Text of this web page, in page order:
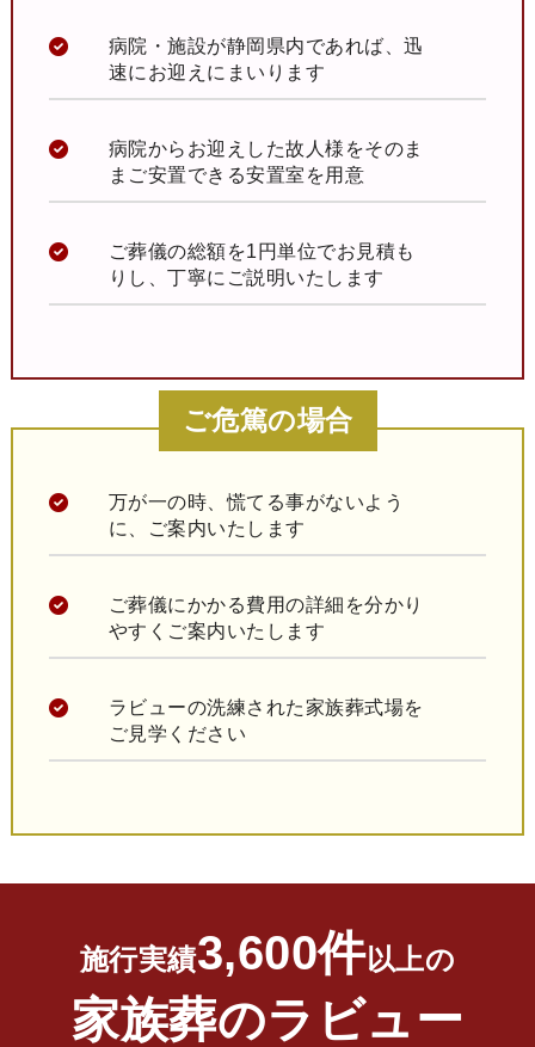
病院・施設が静岡県内であれば、迅
速にお迎えにまいります
病院からお迎えした故人様をそのま
まご安置できる安置室を用意
ご葬儀の総額を1円単位でお見積も
りし、丁寧にご説明いたします
ご危篤の場合
万が一の時、慌てる事がないよう
に、ご案内いたします
ご葬儀にかかる費用の詳細を分かり
やすくご案内いたします
ラビューの洗練された家族葬式場を
ご見学ください
施行実績3,600件以上の
家族葬のラビュー